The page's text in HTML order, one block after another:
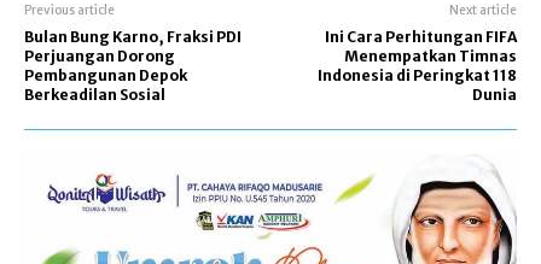
Previous article
Bulan Bung Karno, Fraksi PDI
Perjuangan Dorong
Pembangunan Depok
Berkeadilan Sosial
Next article
Ini Cara Perhitungan FIFA
Menempatkan Timnas
Indonesia di Peringkat 118
Dunia